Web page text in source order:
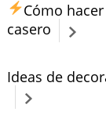
Cómo
casero
Ideas de